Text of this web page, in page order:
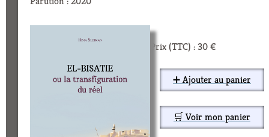
Prix (TTC) : 30 €
➕ Ajouter au panier
🛒 Voir mon panier